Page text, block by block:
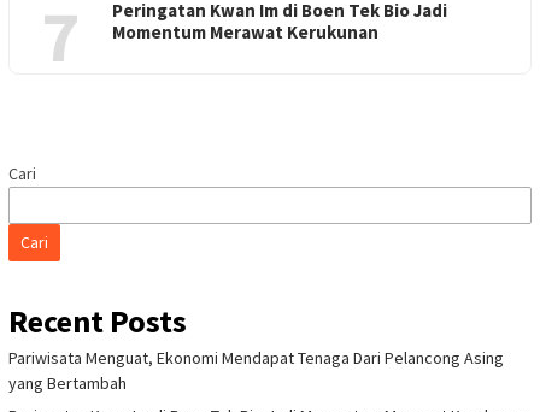
7
Peringatan Kwan Im di Boen Tek Bio Jadi
Momentum Merawat Kerukunan
Cari
Cari
Recent Posts
Pariwisata Menguat, Ekonomi Mendapat Tenaga Dari Pelancong Asing
yang Bertambah